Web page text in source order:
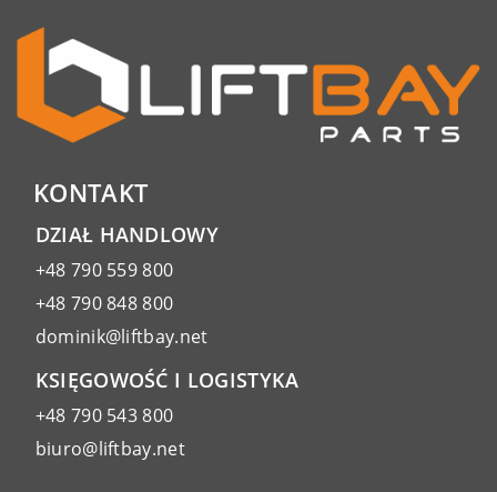
KONTAKT
DZIAŁ HANDLOWY
+48 790 559 800
+48 790 848 800
dominik@liftbay.net
KSIĘGOWOŚĆ I LOGISTYKA
+48 790 543 800
biuro@liftbay.net